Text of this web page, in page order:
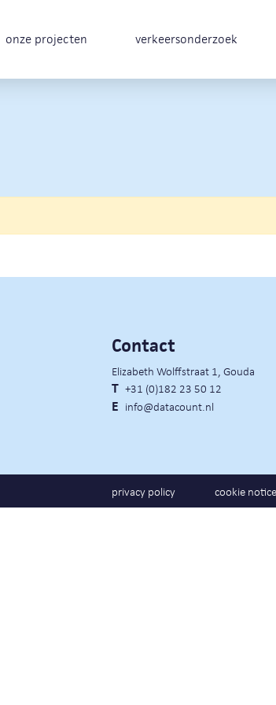
onze projecten verkeersonderzoek
Contact
Elizabeth Wolffstraat 1, Gouda
T +31 (0)182 23 50 12
E info@datacount.nl
privacy policy cookie notice